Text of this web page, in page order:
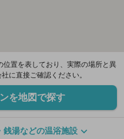
置を表しており、実際の場所と異
に直接ご確認ください。
を地図で探す
銭湯などの温浴施設